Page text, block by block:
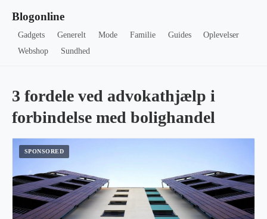
Blogonline
Gadgets Generelt Mode Familie Guides
Oplevelser
Webshop
Sundhed
3 fordele ved advokathjælp i
forbindelse med bolighandel